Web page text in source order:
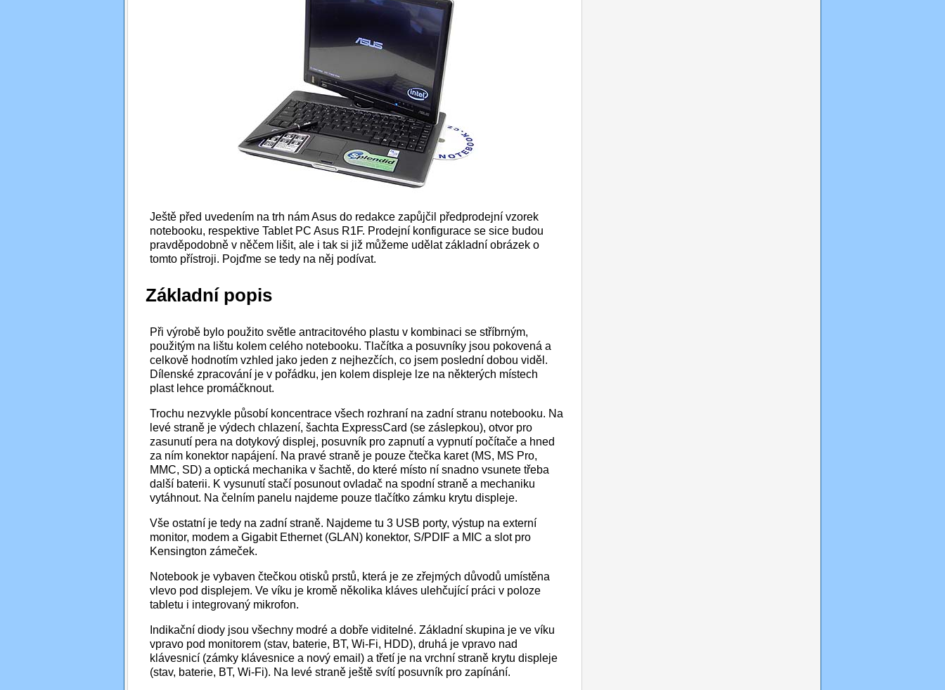
Ještě před uvedením na trh nám Asus do redakce zapůjčil předprodejní vzorek
notebooku, respektive Tablet PC Asus R1F. Prodejní konfigurace se sice budou
pravděpodobně v něčem lišit, ale i tak si již můžeme udělat základní obrázek o
tomto přístroji. Pojďme se tedy na něj podívat.
Základní popis
Při výrobě bylo použito světle antracitového plastu v kombinaci se stříbrným,
použitým na lištu kolem celého notebooku. Tlačítka a posuvníky jsou pokovená a
celkově hodnotím vzhled jako jeden z nejhezčích, co jsem poslední dobou viděl.
Dílenské zpracování je v pořádku, jen kolem displeje lze na některých místech
plast lehce promáčknout.
Trochu nezvykle působí koncentrace všech rozhraní na zadní stranu notebooku. Na
levé straně je výdech chlazení, šachta ExpressCard (se záslepkou), otvor pro
zasunutí pera na dotykový displej, posuvník pro zapnutí a vypnutí počítače a hned
za ním konektor napájení. Na pravé straně je pouze čtečka karet (MS, MS Pro,
MMC, SD) a optická mechanika v šachtě, do které místo ní snadno vsunete třeba
další baterii. K vysunutí stačí posunout ovladač na spodní straně a mechaniku
vytáhnout. Na čelním panelu najdeme pouze tlačítko zámku krytu displeje.
Vše ostatní je tedy na zadní straně. Najdeme tu 3 USB porty, výstup na externí
monitor, modem a Gigabit Ethernet (GLAN) konektor, S/PDIF a MIC a slot pro
Kensington zámeček.
Notebook je vybaven čtečkou otisků prstů, která je ze zřejmých důvodů umístěna
vlevo pod displejem. Ve víku je kromě několika kláves ulehčující práci v poloze
tabletu i integrovaný mikrofon.
Indikační diody jsou všechny modré a dobře viditelné. Základní skupina je ve víku
vpravo pod monitorem (stav, baterie, BT, Wi-Fi, HDD), druhá je vpravo nad
klávesnicí (zámky klávesnice a nový email) a třetí je na vrchní straně krytu displeje
(stav, baterie, BT, Wi-Fi). Na levé straně ještě svítí posuvník pro zapínání.